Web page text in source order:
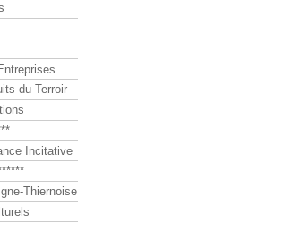
du Terroir
Incitative
Thiernoise